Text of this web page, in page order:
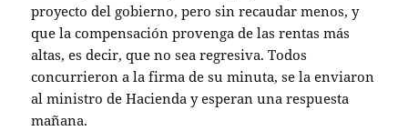
proyecto del gobierno, pero sin recaudar menos, y
que la compensación provenga de las rentas más
altas, es decir, que no sea regresiva. Todos
concurrieron a la firma de su minuta, se la enviaron
al ministro de Hacienda y esperan una respuesta
mañana.